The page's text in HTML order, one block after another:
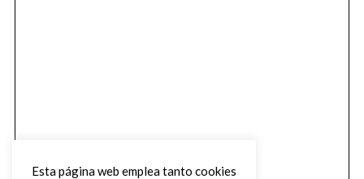
Esta página web emplea tanto cookies